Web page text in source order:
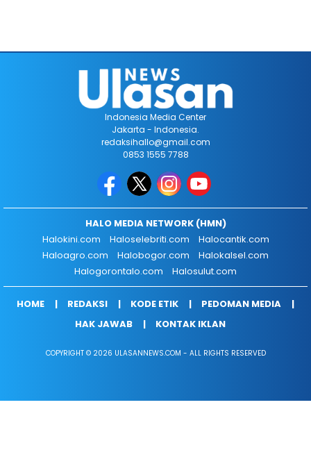
Indonesia Media Center
Jakarta - Indonesia.
redaksihallo@gmail.com
0853 1555 7788
HALO MEDIA NETWORK (HMN)
Halokini.com
Haloselebriti.com
Halocantik.com
Haloagro.com
Halobogor.com
Halokalsel.com
Halogorontalo.com
Halosulut.com
HOME REDAKSI KODE ETIK
PEDOMAN MEDIA
HAK JAWAB
KONTAK IKLAN
COPYRIGHT © 2026 ULASANNEWS.COM - ALL RIGHTS RESERVED